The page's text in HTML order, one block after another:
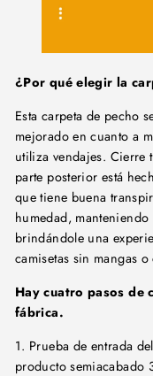
¿Por qué elegir la
Esta carpeta de pecho
mejorado en cuanto a
utiliza vendajes. Cierre
parte posterior está
que tiene buena
humedad,
brindándole una
camisetas sin mangas o
Hay cuatro pasos de
fábrica.
1. Prueba de entrada
producto semiacabado